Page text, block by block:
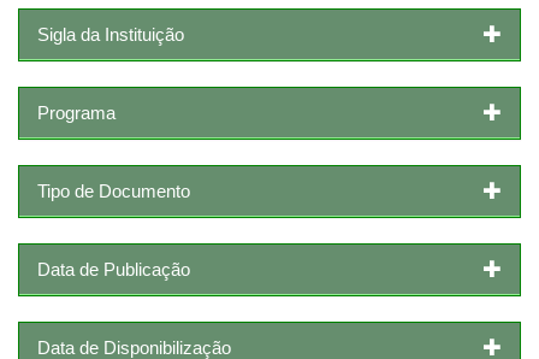
Sigla da Instituição
Programa
Tipo de Documento
Data de Publicação
Data de Disponibilização